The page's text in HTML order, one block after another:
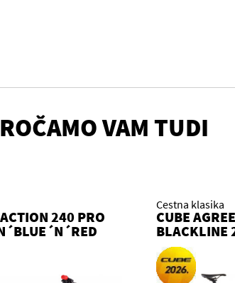
VAM TUDI
240 PRO
Cestna klasika
CUBE
BLACKLINE